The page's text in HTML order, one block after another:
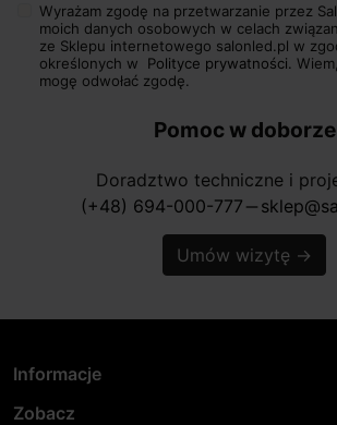
Wyrażam zgodę na przetwarzanie przez
moich danych osobowych w celach
ze Sklepu internetowego salonled.pl w
określonych w Polityce prywatności.
mogę odwołać zgodę.
Pomoc w doborze
Doradztwo techniczne i
(+48) 694-000-777 horizontal_rule
Umów wizytę →
Informacje
Zobacz